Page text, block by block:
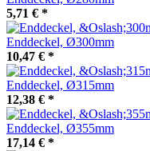
5,71 € *
Enddeckel, Ø300mm
10,47 € *
Enddeckel, Ø315mm
12,38 € *
Enddeckel, Ø355mm
17,14 € *